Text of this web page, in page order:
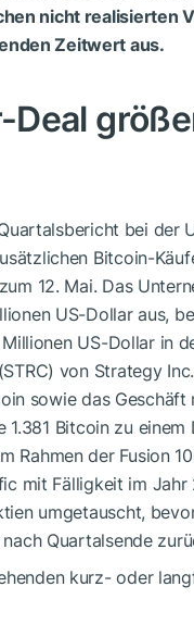
nicht realisierten
Zeitwert aus.
Deal
bei der
Bitcoin-
12. Mai. Das
US-Dollar aus,
US-Dollar in
von Strategy
sowie das Geschäft
1.381 Bitcoin zu
Rahmen der Fusion
mit Fälligkeit im
umgetauscht,
Quartalsende
kurz- oder